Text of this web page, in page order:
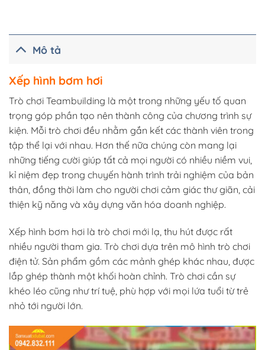
Mô tả
Xếp hình bơm hơi
Trò chơi Teambuilding là một trong những yếu tố quan
trọng góp phần tạo nên thành công của chương trình sự
kiện. Mỗi trò chơi đều nhằm gắn kết các thành viên trong
tập thể lại với nhau. Hơn thế nữa chúng còn mang lại
những tiếng cười giúp tất cả mọi người có nhiều niềm vui,
kỉ niệm đẹp trong chuyến hành trình trải nghiệm của bản
thân, đồng thời làm cho người chơi cảm giác thư giãn, cải
thiện kỹ năng và xây dựng văn hóa doanh nghiệp.
Xếp hình bơm hơi là trò chơi mới lạ, thu hút được rất
nhiều người tham gia. Trò chơi dựa trên mô hình trò chơi
điện tử. Sản phẩm gồm các mảnh ghép khác nhau, được
lắp ghép thành một khối hoàn chỉnh. Trò chơi cần sự
khéo léo cũng như trí tuệ, phù hợp với mọi lứa tuổi từ trẻ
nhỏ tới người lớn.